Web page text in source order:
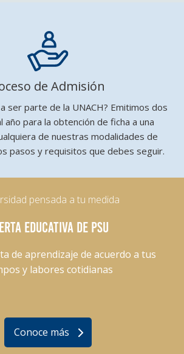
de Admisión
ser parte de la UNACH? Emitimos dos
año para la obtención de ficha a una
de nuestras modalidades de
pasos y requisitos que debes seguir.
pensada a tu medida
EDUCATIVA DE PSU
de aprendizaje de acuerdo a tus
y labores cotidianas
Conoce más